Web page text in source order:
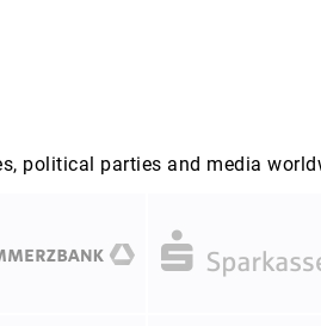
political parties and media